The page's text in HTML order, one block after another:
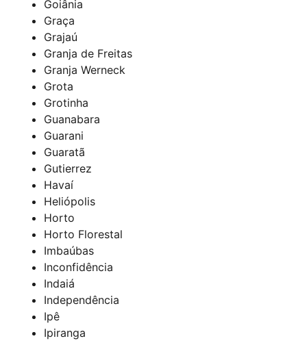
Goiânia
Graça
Grajaú
Granja de Freitas
Granja Werneck
Grota
Grotinha
Guanabara
Guarani
Guaratã
Gutierrez
Havaí
Heliópolis
Horto
Horto Florestal
Imbaúbas
Inconfidência
Indaiá
Independência
Ipê
Ipiranga